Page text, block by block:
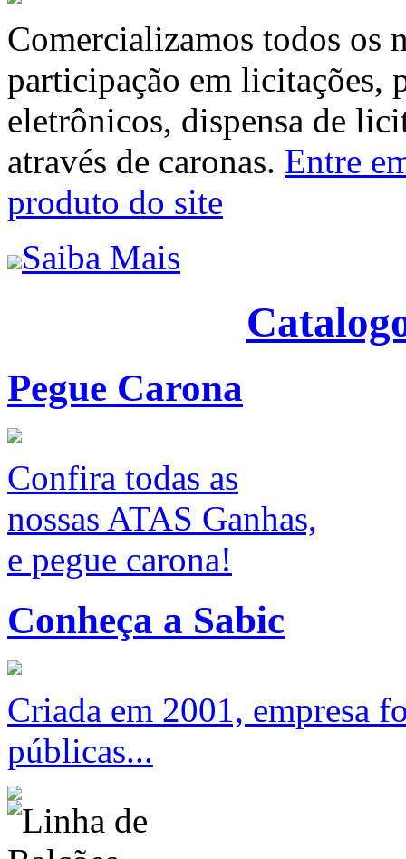
Comercializamos todos os
participação em licitações,
eletrônicos, dispensa de
através de caronas. Entre
produto do site
Saiba Mais
Pegue Carona
Confira todas as
nossas ATAS Ganhas,
e pegue carona!
Conheça a Sabic
Criada em 2001, empresa
públicas...